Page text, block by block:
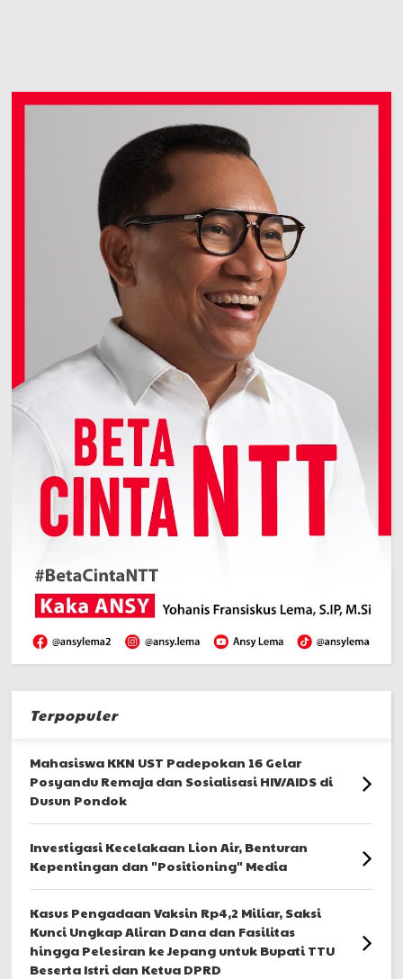
Terpopuler
Mahasiswa KKN UST Padepokan 16 Gelar
Posyandu Remaja dan Sosialisasi HIV/AIDS di
Dusun Pondok
Investigasi Kecelakaan Lion Air, Benturan
Kepentingan dan "Positioning" Media
Kasus Pengadaan Vaksin Rp4,2 Miliar, Saksi
Kunci Ungkap Aliran Dana dan Fasilitas
hingga Pelesiran ke Jepang untuk Bupati TTU
Beserta Istri dan Ketua DPRD